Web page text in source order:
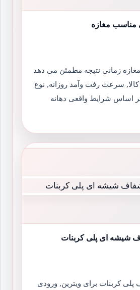
مناسب مغازه
زمانی نتیجه مطمئن می دهد
کالا, سرعت رفت وآمد روزانه, نوع
بر اساس شرایط واقعی دهانه
شیشه ای پلی کربنات
کربنات برای ویترین, ورودی